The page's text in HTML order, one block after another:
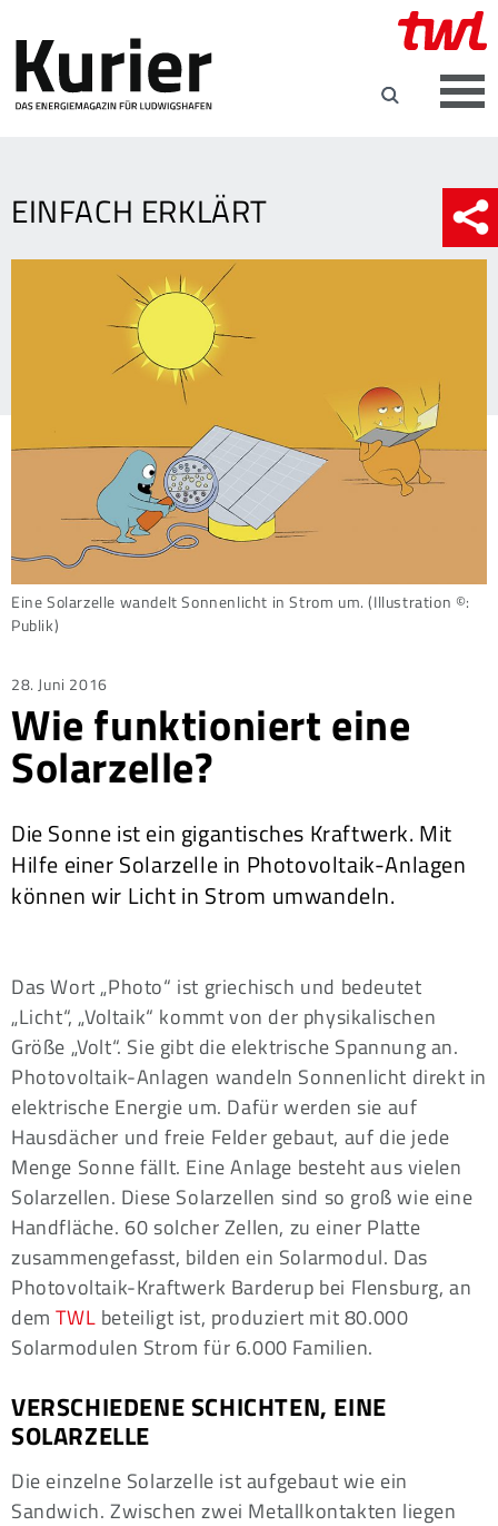
EINFACH ERKLÄRT
Eine Solarzelle wandelt Sonnenlicht in Strom um. (Illustration ©:
Publik)
Posted
on
28. Juni 2016
Wie funktioniert eine
Solarzelle?
Die Sonne ist ein gigantisches Kraftwerk. Mit
Hilfe einer Solarzelle in Photovoltaik-Anlagen
können wir Licht in Strom umwandeln.
Das Wort „Photo“ ist griechisch und bedeutet
„Licht“, „Voltaik“ kommt von der physikalischen
Größe „Volt“. Sie gibt die elektrische Spannung an.
Photovoltaik-Anlagen wandeln Sonnenlicht direkt in
elektrische Energie um. Dafür werden sie auf
Hausdächer und freie Felder gebaut, auf die jede
Menge Sonne fällt. Eine Anlage besteht aus vielen
Solarzellen. Diese Solarzellen sind so groß wie eine
Handfläche. 60 solcher Zellen, zu einer Platte
zusammengefasst, bilden ein Solarmodul. Das
Photovoltaik-Kraftwerk Barderup bei Flensburg, an
demTWL beteiligt ist, produziert mit 80.000
Solarmodulen Strom für 6.000 Familien.
VERSCHIEDENE SCHICHTEN, EINE
SOLARZELLE
Die einzelne Solarzelle ist aufgebaut wie ein
Sandwich. Zwischen zwei Metallkontakten liegen